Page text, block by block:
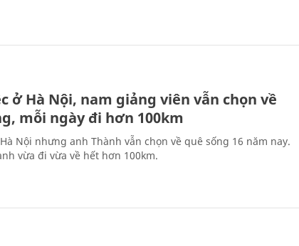
ở Hà Nội, nam giảng viên vẫn chọn về
mỗi ngày đi hơn 100km
Nội nhưng anh Thành vẫn chọn về quê sống 16 năm nay.
vừa đi vừa về hết hơn 100km.